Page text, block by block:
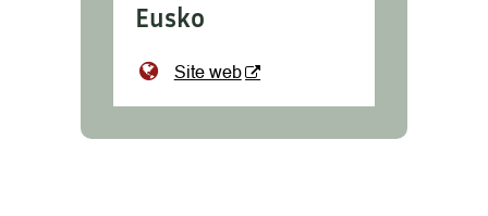
Eusko
Site web